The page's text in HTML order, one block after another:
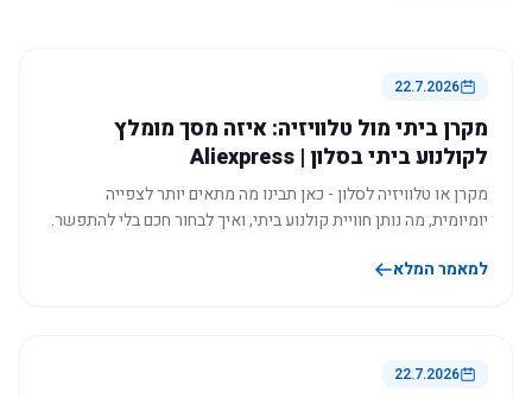
22.7.2026
מקרן ביתי מול טלוויזיה: איזה מסך מומלץ
לקולנוע ביתי בסלון | Aliexpress
מקרן או טלוויזיה לסלון - כאן תבינו מה מתאים יותר לצפייה
יומיומית, מה נותן חוויית קולנוע ביתי, ואיך לבחור חכם בלי להתפשר.
למאמר המלא
22.7.2026